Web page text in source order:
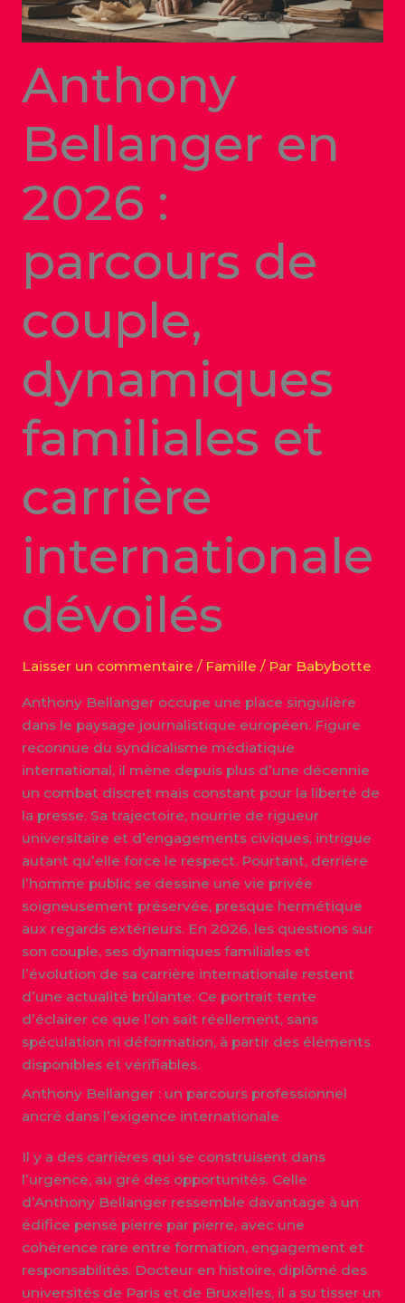
Anthony
Bellanger en
2026 :
parcours de
couple,
dynamiques
familiales et
carrière
internationale
dévoilés
Laisser un commentaire / Famille / Par Babybotte
Anthony Bellanger occupe une place singulière
dans le paysage journalistique européen. Figure
reconnue du syndicalisme médiatique
international, il mène depuis plus d’une décennie
un combat discret mais constant pour la liberté de
la presse. Sa trajectoire, nourrie de rigueur
universitaire et d’engagements civiques, intrigue
autant qu’elle force le respect. Pourtant, derrière
l’homme public se dessine une vie privée
soigneusement préservée, presque hermétique
aux regards extérieurs. En 2026, les questions sur
son couple, ses dynamiques familiales et
l’évolution de sa carrière internationale restent
d’une actualité brûlante. Ce portrait tente
d’éclairer ce que l’on sait réellement, sans
spéculation ni déformation, à partir des éléments
disponibles et vérifiables.
Anthony Bellanger : un parcours professionnel
ancré dans l’exigence internationale
Il y a des carrières qui se construisent dans
l’urgence, au gré des opportunités. Celle
d’Anthony Bellanger ressemble davantage à un
édifice pensé pierre par pierre, avec une
cohérence rare entre formation, engagement et
responsabilités. Docteur en histoire, diplômé des
universités de Paris et de Bruxelles, il a su tisser un